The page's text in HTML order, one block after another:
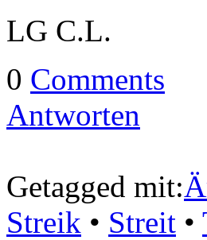
LG C.L.
0 Comments
Antworten
Getagged mit:
Streik • Streit •